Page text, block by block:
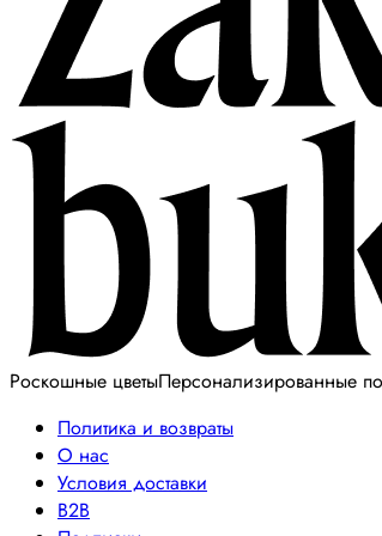
Роскошные цветыПерсонализированные
Политика и возвраты
О нас
Условия доставки
B2B